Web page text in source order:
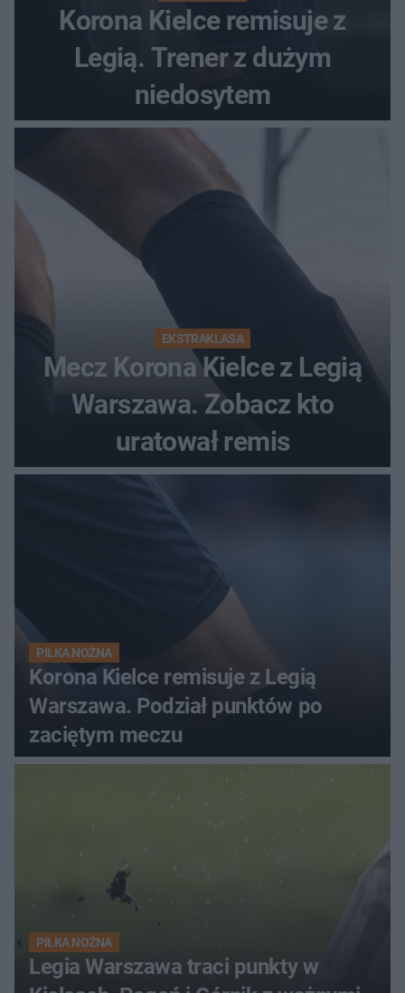
Korona Kielce remisuje z
Legią. Trener z dużym
niedosytem
EKSTRAKLASA
Mecz Korona Kielce z Legią
Warszawa. Zobacz kto
uratował remis
PIŁKA NOŻNA
Korona Kielce remisuje z Legią
Warszawa. Podział punktów po
zaciętym meczu
PIŁKA NOŻNA
Legia Warszawa traci punkty w